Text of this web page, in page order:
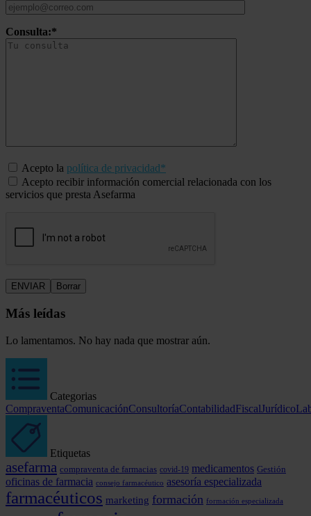
Consulta:*
Acepto la política de privacidad*
Acepto recibir información comercial relacionada con los
servicios que presta Asefarma
Más leídas
Lo lamentamos. No hay nada que mostrar aún.
Categorias
CompraventaComunicaciónConsultoríaContabilidadFiscalJurídico
Etiquetas
asefarma compraventa de farmacias covid-19 medicamentos Gestión
oficinas de farmacia consejo farmacéutico asesoría especializada
farmacéuticos marketing formación formación especializada